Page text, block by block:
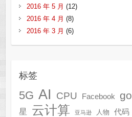
2016 年 5 月 (12)
2016 年 4 月 (8)
2016 年 3 月 (6)
标签
5G AI CPU Facebook go
星
云计算 亚马逊 人物 代码